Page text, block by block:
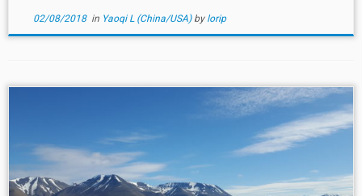
02/08/2018in Yaoqi L (China/USA) by lorip